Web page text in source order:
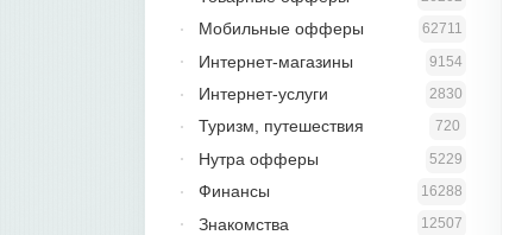
62711
Мобильные офферы
9154
Интернет-магазины
2830
Интернет-услуги
720
Туризм, путешествия
5229
Нутра офферы
16288
Финансы
12507
Знакомства